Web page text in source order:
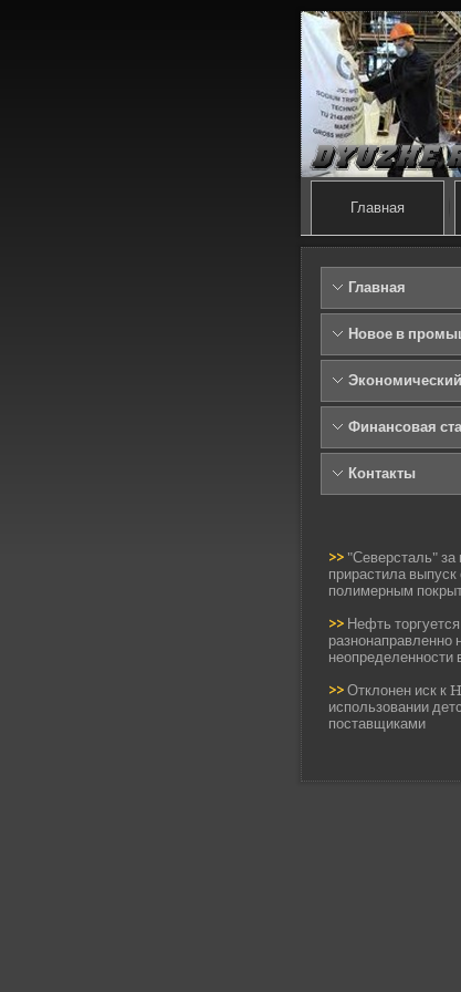
Главная
Главная
Новое в
Финансовая
Контакты
>> "Северсталь" за
прирастила выпуск
полимерным
>> Нефть торгуется
разнонаправленно
неопределенности
>> Отклонен иск к
использовании
поставщиками